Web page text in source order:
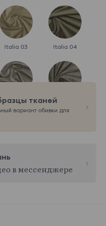
Italia 03 Italia 04
Italia 07 Italia 08
тканей
вариант обивки для
в мессенджере